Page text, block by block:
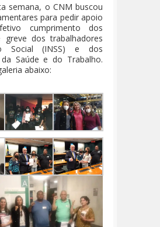
semana, o CNM buscou
para pedir apoio
cumprimento dos
greve dos trabalhadores
Social (INSS) e dos
Saúde e do Trabalho.
abaixo: